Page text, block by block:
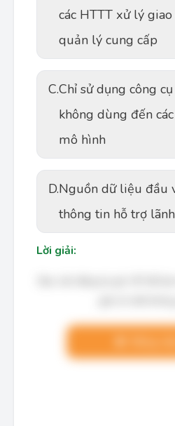
các HTTT xử lý
quản lý cung cấp
C.Chỉ sử dụng công
không dùng đến
mô hình
D.Nguồn dữ liệu đầu
thông tin hỗ trợ
Lời giải: